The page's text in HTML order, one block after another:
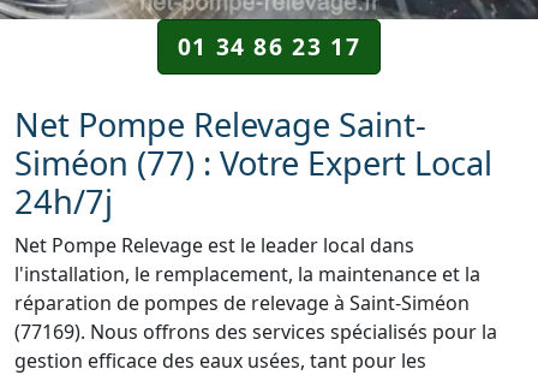
01 34 86 23 17
Net Pompe Relevage Saint-
Siméon (77) : Votre Expert Local
24h/7j
Net Pompe Relevage est le leader local dans
l'installation, le remplacement, la maintenance et la
réparation de pompes de relevage à Saint-Siméon
(77169). Nous offrons des services spécialisés pour la
gestion efficace des eaux usées, tant pour les